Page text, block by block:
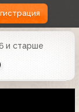
и старше